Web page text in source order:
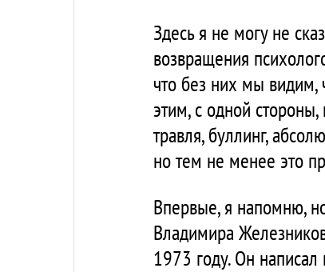
Здесь я не могу не
возвращения
что без них мы видим,
этим, с одной
травля, буллинг,
но тем не менее это
Впервые, я напомню,
Владимира
1973 году. Он написал